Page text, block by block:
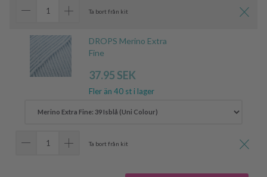
Ta bort från kit
DROPS Merino Extra
Fine
37.95 SEK
Fler än 40 st i lager
Ta bort från kit